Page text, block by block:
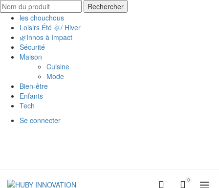
Search
for:
Rechercher
les chouchous
Loisirs Été 🌞/ Hiver
🌿Innos à Impact
Sécurité
Maison
Cuisine
Mode
Bien-être
Enfants
Tech
Se connecter
0